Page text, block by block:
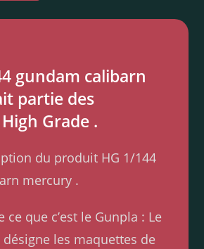
gundam calibarn
partie des
Grade .
du produit HG 1/144
mercury .
ce que c’est le Gunpla : Le
les maquettes de